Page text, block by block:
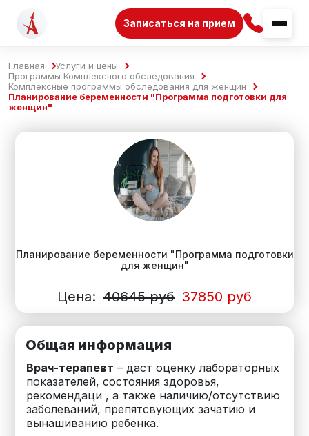
Записаться на прием
Главная
Услуги и цены
Программы Комплексного обследования
Комплексные программы обследования для женщин
Планирование беременности "Программа подготовки для
женщин"
Планирование беременности "Программа подготовки
для женщин"
Цена: 40645 руб 37850 руб
Общая информация
Врач-терапевт – даст оценку лабораторных
показателей, состояния здоровья,
рекомендаци , а также наличию/отсутствию
заболеваний, препятсвующих зачатию и
вынашиванию ребенка.